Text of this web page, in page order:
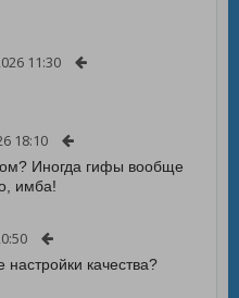
11:30
18:10
Иногда гифы вообще
имба!
настройки качества?